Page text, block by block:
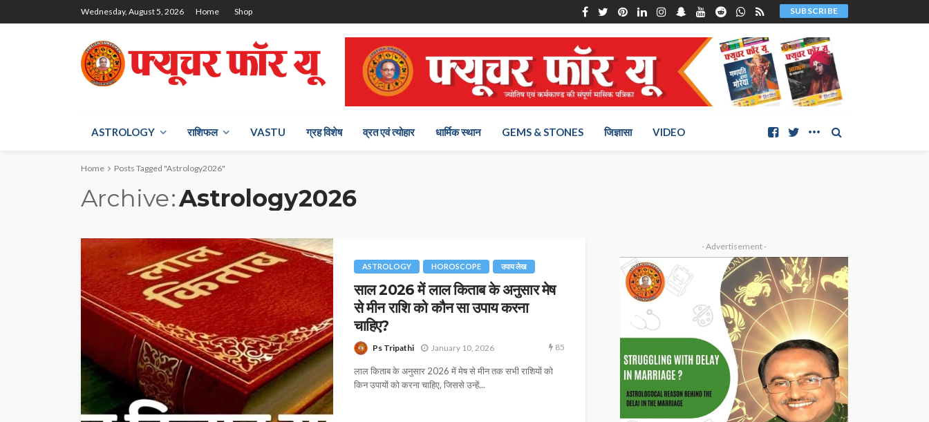
Wednesday, August 5, 2026 Home Shop SUBSCRIBE
ASTROLOGY राश‍िफल VASTU ग्रह विशेष व्रत एवं त्योहार धार्मिक स्थान GEMS & STONES जिज्ञासा VIDEO
Home Posts Tagged "Astrology2026"
Archive Astrology2026
ASTROLOGY HOROSCOPE उपाय लेख
साल 2026 में लाल किताब के अनुसार मेष
से मीन राशि को कौन सा उपाय करना
चाहिए?
Ps Tripathi January 10, 2026 85
लाल किताब के अनुसार 2026 में मेष से मीन तक सभी राशियों को
किन उपायों को करना चाहिए, जिससे उन्हें...
- Advertisement -